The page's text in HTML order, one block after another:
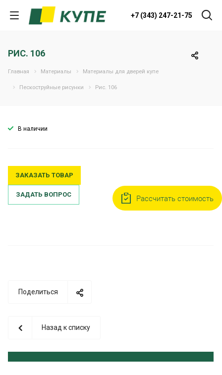
+7 (343) 247-21-75
РИС. 106
Главная Материалы Материалы для дверей купе
Пескоструйные рисунки Рис. 106
В наличии
ЗАКАЗАТЬ ТОВАР
ЗАДАТЬ ВОПРОС
Поделиться
Назад к списку
Рассчитать стоимость